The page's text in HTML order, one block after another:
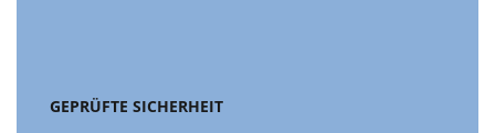
GEPRÜFTE SICHERHEIT